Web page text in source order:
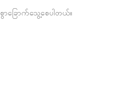
ခြောက်သွေ့စေပါတယ်။